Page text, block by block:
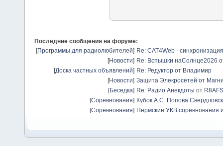
Последние сообщения на форуме:
[Программы для радиолюбителей] Re: CAT4Web -
[Новости] Re: Вспышки наСолнце2026
[Доска частных объявлений] Re: Редуктор от Владимир
[Новости] Защита Элекросетей от
[Беседка] Re: Радио Анекдоты от R8AFS
[Соревнования] Кубок А.С. Попова
[Соревнования] Пермские УКВ соревнования